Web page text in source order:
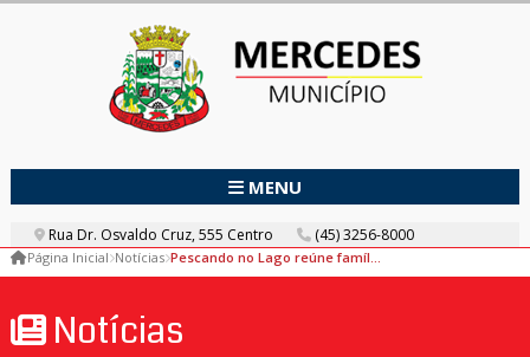
MENU
Rua Dr. Osvaldo Cruz, 555 Centro (45) 3256-8000
Página Inicial Notícias Pescando no Lago reúne famílias e promete mais dois dias de diversão
Notícias